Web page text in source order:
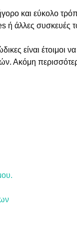
και εύκολο
ή άλλες συσκευές
είναι έτοιμοι
Ακόμη